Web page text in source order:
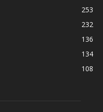
253
232
136
134
108